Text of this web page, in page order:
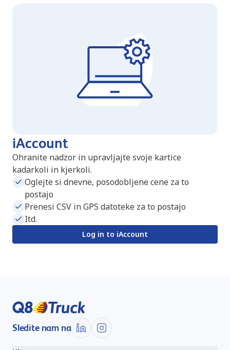
iAccount
Ohranite nadzor in upravljajte svoje kartice
kadarkoli in kjerkoli.
Oglejte si dnevne, posodobljene cene za to
postajo
Prenesi CSV in GPS datoteke za to postajo
Itd.
Log in to iAccount
Sledite nam na